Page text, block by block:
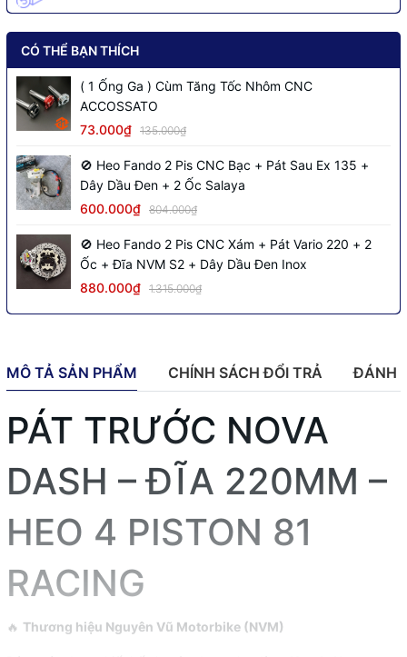
CÓ THỂ BẠN THÍCH
( 1 Ống Ga ) Cùm Tăng Tốc Nhôm CNC
ACCOSSATO
73.000₫ 135.000₫
🚫 Heo Fando 2 Pis CNC Bạc + Pát Sau Ex 135 +
Dây Dầu Đen + 2 Ốc Salaya
600.000₫ 804.000₫
🚫 Heo Fando 2 Pis CNC Xám + Pát Vario 220 + 2
Ốc + Đĩa NVM S2 + Dây Dầu Đen Inox
880.000₫ 1.315.000₫
MÔ TẢ SẢN PHẨM CHÍNH SÁCH ĐỔI TRẢ ĐÁNH
PÁT TRƯỚC NOVA
DASH – ĐĨA 220MM –
HEO 4 PISTON 81
RACING
🔥 Thương hiệu Nguyên Vũ Motorbike (NVM)